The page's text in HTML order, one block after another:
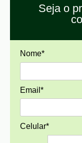
Seja o
Nome*
Email*
Celular*